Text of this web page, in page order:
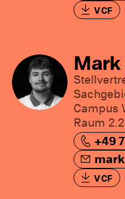
VCF
Campus
Raum
+49
VCF